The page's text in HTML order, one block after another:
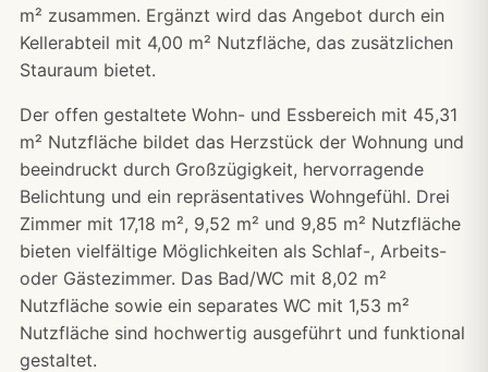
m² zusammen. Ergänzt wird das Angebot durch ein
Kellerabteil mit 4,00 m² Nutzfläche, das zusätzlichen
Stauraum bietet.
Der offen gestaltete Wohn- und Essbereich mit 45,31
m² Nutzfläche bildet das Herzstück der Wohnung und
beeindruckt durch Großzügigkeit, hervorragende
Belichtung und ein repräsentatives Wohngefühl. Drei
Zimmer mit 17,18 m², 9,52 m² und 9,85 m² Nutzfläche
bieten vielfältige Möglichkeiten als Schlaf-, Arbeits-
oder Gästezimmer. Das Bad/WC mit 8,02 m²
Nutzfläche sowie ein separates WC mit 1,53 m²
Nutzfläche sind hochwertig ausgeführt und funktional
gestaltet.